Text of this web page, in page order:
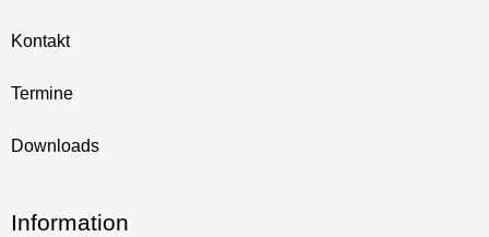
Kontakt
Termine
Downloads
Information